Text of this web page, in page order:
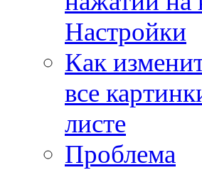
Настройки
Как
все
листе
Проблема